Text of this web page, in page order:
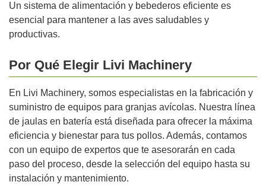
Un sistema de alimentación y bebederos eficiente es
esencial para mantener a las aves saludables y
productivas.
Por Qué Elegir Livi Machinery
En Livi Machinery, somos especialistas en la fabricación y
suministro de equipos para granjas avícolas. Nuestra línea
de jaulas en batería está diseñada para ofrecer la máxima
eficiencia y bienestar para tus pollos. Además, contamos
con un equipo de expertos que te asesorarán en cada
paso del proceso, desde la selección del equipo hasta su
instalación y mantenimiento.